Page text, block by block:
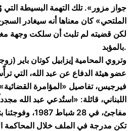
جواز مزور». تلك التهمة البسيطة التي
لكن قضيته لم تلبث أن سلكت وجهة
بالمؤبد.
وتروي المحامية إيزابيل كوتان باير
عضو هيئة الدفاع عن عبد الله، التي
فيرجيس، تفاصيل «المؤامرة
اللبناني، قائلة: «استُدعي عبد الله
مفاجئ، في 28
تكن مدرجة في الملف خلال المحاكمة